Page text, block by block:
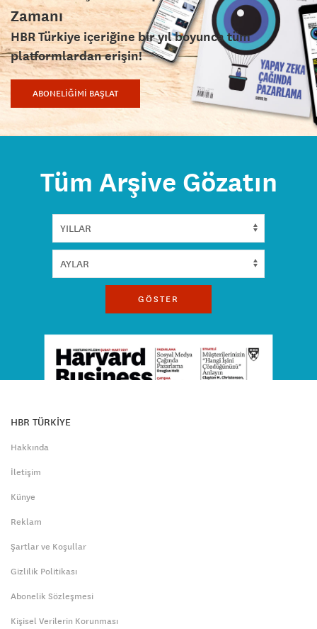
Zamanı
HBR Türkiye içeriğine bir yıl boyunca tüm
platformlardan erişin!
ABONELİĞİMİ BAŞLAT
Tüm Arşive Gözatın
GÖSTER
HBR TÜRKİYE
Hakkında
İletişim
Künye
Reklam
Şartlar ve Koşullar
Gizlilik Politikası
Abonelik Sözleşmesi
Kişisel Verilerin Korunması